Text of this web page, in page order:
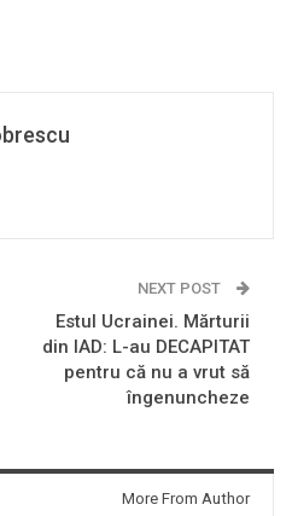
NEXT POST
Estul Ucrainei. Mărturii
din IAD: L-au DECAPITAT
pentru că nu a vrut să
îngenuncheze
More From Author